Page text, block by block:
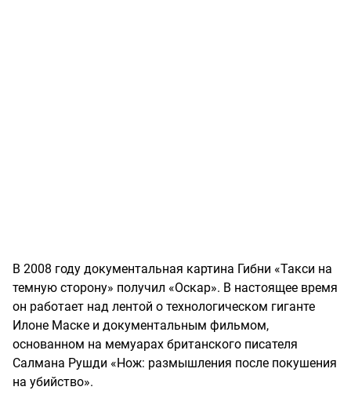
В 2008 году документальная картина Гибни «Такси на
темную сторону» получил «Оскар». В настоящее время
он работает над лентой о технологическом гиганте
Илоне Маске и документальным фильмом,
основанном на мемуарах британского писателя
Салмана Рушди «Нож: размышления после покушения
на убийство».